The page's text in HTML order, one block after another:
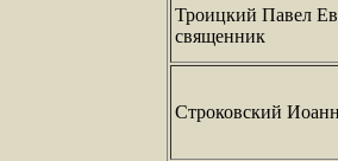
Троицкий Павел
священник
Строковский